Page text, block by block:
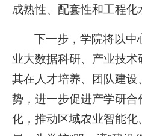
成熟性、配套性和工程化
下一步，学院将以中
业大数据科研、产业技
其在人才培养、团队建
势，进一步促进产学研
化，推动区域农业智能